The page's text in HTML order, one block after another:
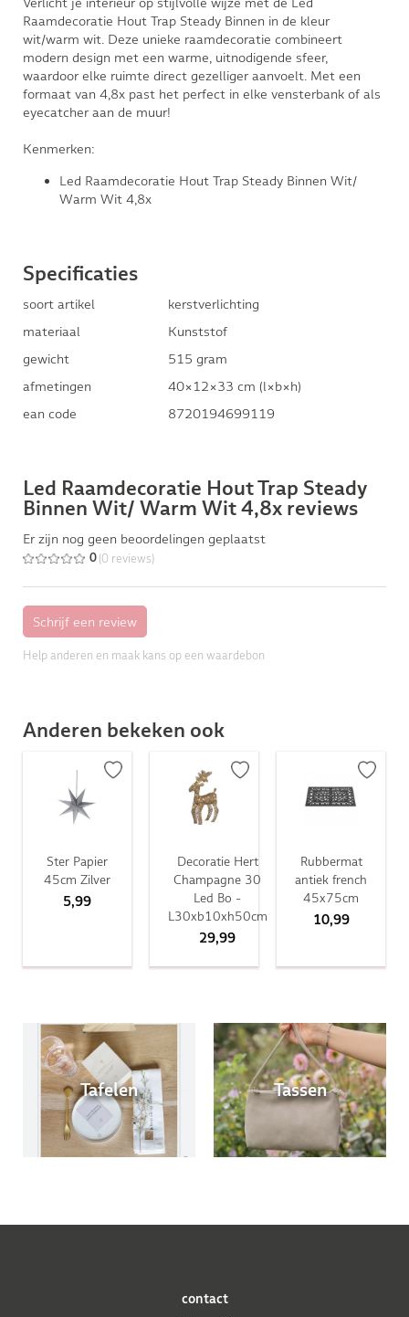
Raamdecoratie Hout Trap Steady Binnen in de kleur
wit/warm wit. Deze unieke raamdecoratie combineert
modern design met een warme, uitnodigende sfeer,
waardoor elke ruimte direct gezelliger aanvoelt. Met een
formaat van 4,8x past het perfect in elke vensterbank of als
eyecatcher aan de muur!
Kenmerken:
Led Raamdecoratie Hout Trap Steady Binnen Wit/
Warm Wit 4,8x
Specificaties
soort artikel
kerstverlichting
materiaal
Kunststof
gewicht
515 gram
afmetingen
40×12×33 cm (l×b×h)
ean code
8720194699119
Led Raamdecoratie Hout Trap Steady
Binnen Wit/ Warm Wit 4,8x reviews
Er zijn nog geen beoordelingen geplaatst
0 (0 reviews)
Help anderen en maak kans op een waardebon
Anderen bekeken ook
Ster Papier
45cm Zilver
5,99
Decoratie Hert
Champagne 30
Led Bo -
L30xb10xh50cm
29,99
Rubbermat
antiek french
45x75cm
10,99
Tafelen Tassen
contact